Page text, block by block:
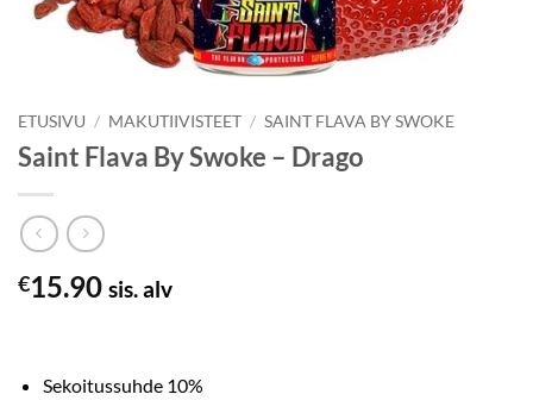
ETUSIVU / MAKUTIIVISTEET / SAINT FLAVA BY SWOKE
Saint Flava By Swoke – Drago
€15.90 sis. alv
Sekoitussuhde 10%